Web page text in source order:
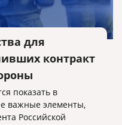
для
контракт
показать в
важные элементы,
Российской